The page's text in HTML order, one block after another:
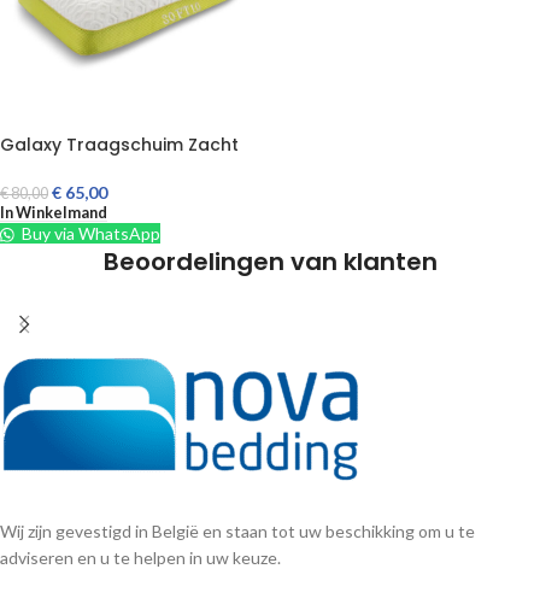
Galaxy Traagschuim Zacht
€80,00 € 65,00
In Winkelmand
Buy via WhatsApp
Beoordelingen van klanten
Wij zijn gevestigd in België en staan tot uw beschikking om u te
adviseren en u te helpen in uw keuze.